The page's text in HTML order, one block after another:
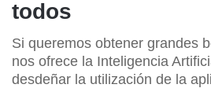
todos
Si queremos obtener grandes
nos ofrece la Inteligencia
desdeñar la utilización de la